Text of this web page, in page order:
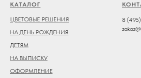
КАТАЛОГ
ЦВЕТОВЫЕ РЕШЕНИЯ
НА ДЕНЬ РОЖДЕНИЯ
ДЕТЯМ
НА ВЫПИСКУ
ОФОРМЛЕНИЕ
8